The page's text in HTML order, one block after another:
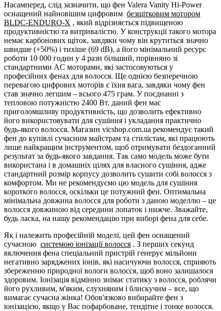
Насамперед, слід зазначити, що фен Valera Vanity Hi-Power
оснащений найновішим цифровим безщітковим мотором
BLDC-ENDURO-X , який відрізняється підвищеною
продуктивністю та витривалістю. У конструкції такого мотора
немає карбонових щіток, завдяки чому він крутиться значно
швидше (+50%) і тихіше (69 dB), а його мінімальний ресурс
роботи 10 000 годин у 4 рази більший, порівняно зі
стандартними AC моторами, які застосовуються у
професійних фенах для волосся. Ще однією безперечною
перевагою цифрових моторів є їхня вага, завдяки чому фен
став значно легшим – всього 475 грам. У поєднанні з
тепловою потужністю 2400 Вт, даний фен має
приголомшливу продуктивність, що дозволить ефективно
його використовувати для сушіння і укладання практично
будь-якого волосся. Магазин vicshop.com.ua рекомендує такий
фен до купівлі сучасним майстрам та стилістам, які працюють
лише найкращим інструментом, щоб отримувати бездоганний
результат за будь-якого завдання. Так само модель може бути
використана і в домашніх цілях для власного сушіння, адже
стандартний розмір корпусу дозволить сушити собі волосся з
комфортом. Ми не рекомендуємо цю модель для сушіння
короткого волосся, оскільки це потужний фен. Оптимальна
мінімальна довжина волосся для роботи з даною моделлю – це
волосся довжиною від середини лопаток і нижче. Зважайте,
будь ласка, на нашу рекомендацію при виборі фена для себе.
Як і належить професійній моделі, цей фен оснащений
сучасною системою іонізації волосся . З перших секунд
включення фена спеціальний пристрій генерує мільйони
негативно заряджених іонів, які насичуючи волосся, сприяють
збереженню природної вологи волосся, щоб воно залишалося
здоровим. Іонізація відмінно знімає статику з волосся, роблячи
його рухливим, м'яким, слухняним і блискучим – все, що
вимагає сучасна жінка! Обов'язково вибирайте фен з
іонізацією, якщо у Вас пофарбоване, тендітне і тонке волосся.